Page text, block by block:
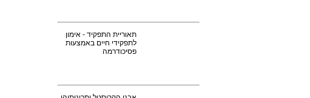
תאוריית התפקיד - אימון
לתפקידי חיים באמצעות
פסיכודרמה